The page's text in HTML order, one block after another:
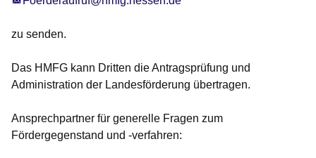
zu senden.
Das HMFG kann Dritten die Antragsprüfung und
Administration der Landesförderung übertragen.
Ansprechpartner für generelle Fragen zum
Fördergegenstand und -verfahren: